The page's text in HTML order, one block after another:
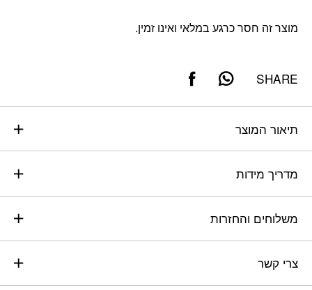
מוצר זה חסר כרגע במלאי ואינו זמין.
SHARE
תיאור המוצר
מדריך מידות
משלוחים והחזרות
צרי קשר